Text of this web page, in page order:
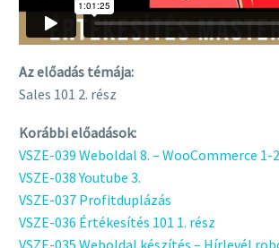
Az előadás témája:
Sales 101 2. rész
Korábbi előadások:
VSZE-039 Weboldal 8. – WooCommerce 1-
VSZE-038 Youtube 3.
VSZE-037 Profitduplázás
VSZE-036 Értékesítés 101 1. rész
VSZE-035 Weboldal készítés – Hírlevél